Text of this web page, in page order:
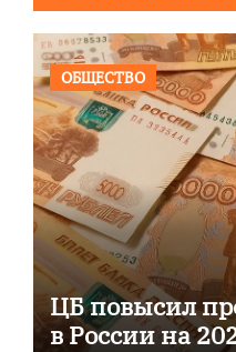
ОБЩЕСТВО
ЦБ повысил
в России на